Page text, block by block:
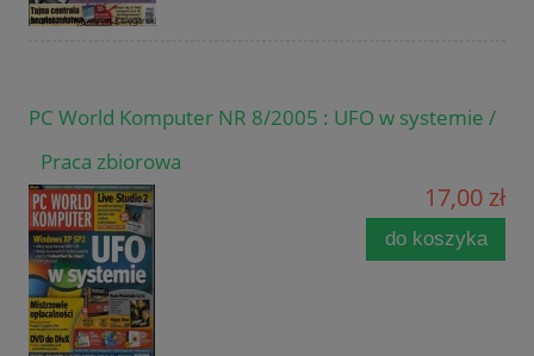
PC World Komputer NR 8/2005 : UFO w systemie /
Praca zbiorowa
17,00 zł
do koszyka